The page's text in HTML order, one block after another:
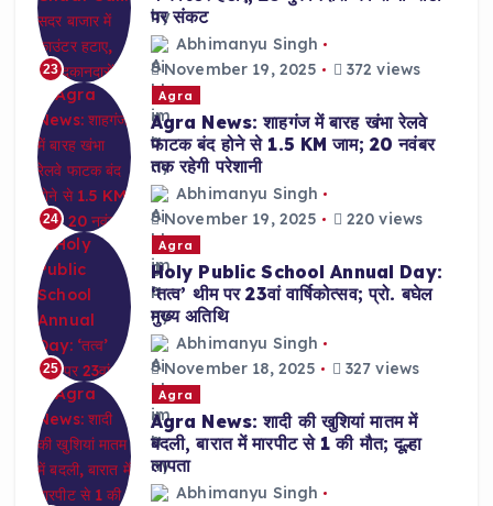
23
पर संकट
Abhimanyu Singh
November 19, 2025
372 views
24
Agra
Agra News: शाहगंज में बारह खंभा रेलवे
फाटक बंद होने से 1.5 KM जाम; 20 नवंबर
तक रहेगी परेशानी
Abhimanyu Singh
November 19, 2025
220 views
25
Agra
Holy Public School Annual Day:
‘तत्व’ थीम पर 23वां वार्षिकोत्सव; प्रो. बघेल
मुख्य अतिथि
Abhimanyu Singh
November 18, 2025
327 views
Agra
Agra News: शादी की खुशियां मातम में
बदली, बारात में मारपीट से 1 की मौत; दूल्हा
लापता
Abhimanyu Singh